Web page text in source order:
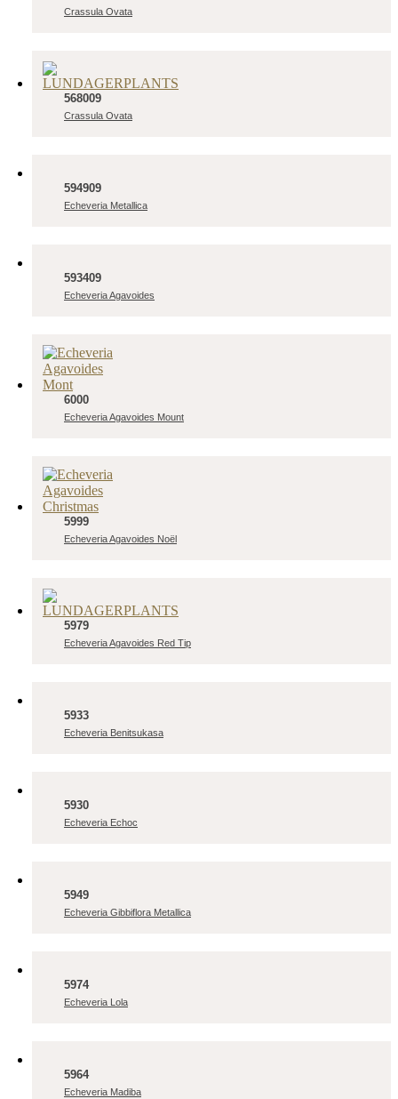
Crassula Ovata
568009
Crassula Ovata
594909
Echeveria Metallica
593409
Echeveria Agavoides
6000
Echeveria Agavoides Mount
5999
Echeveria Agavoides Noël
5979
Echeveria Agavoides Red Tip
5933
Echeveria Benitsukasa
5930
Echeveria Echoc
5949
Echeveria Gibbiflora Metallica
5974
Echeveria Lola
5964
Echeveria Madiba